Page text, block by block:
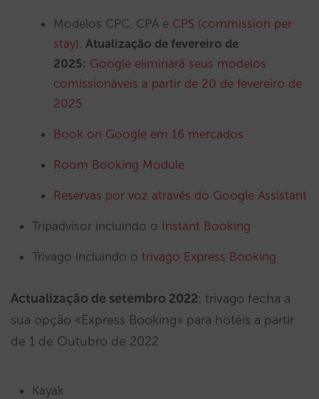
Modelos CPC, CPA e CPS (commission per
stay) Atualização de fevereiro de
2025: Google eliminará seus modelos
comissionáveis a partir de 20 de fevereiro de
2025
Book on Google em 16 mercados
Room Booking Module
Reservas por voz através do Google Assistant
Tripadvisor incluindo o Instant Booking
Trivago incluindo o trivago Express Booking
Actualização de setembro 2022: trivago fecha a
sua opção «Express Booking» para hotéis a partir
de 1 de Outubro de 2022
Kayak